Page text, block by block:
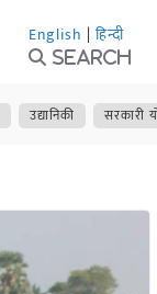
English | हिन्दी
Search
उद्यानिकी सरकारी